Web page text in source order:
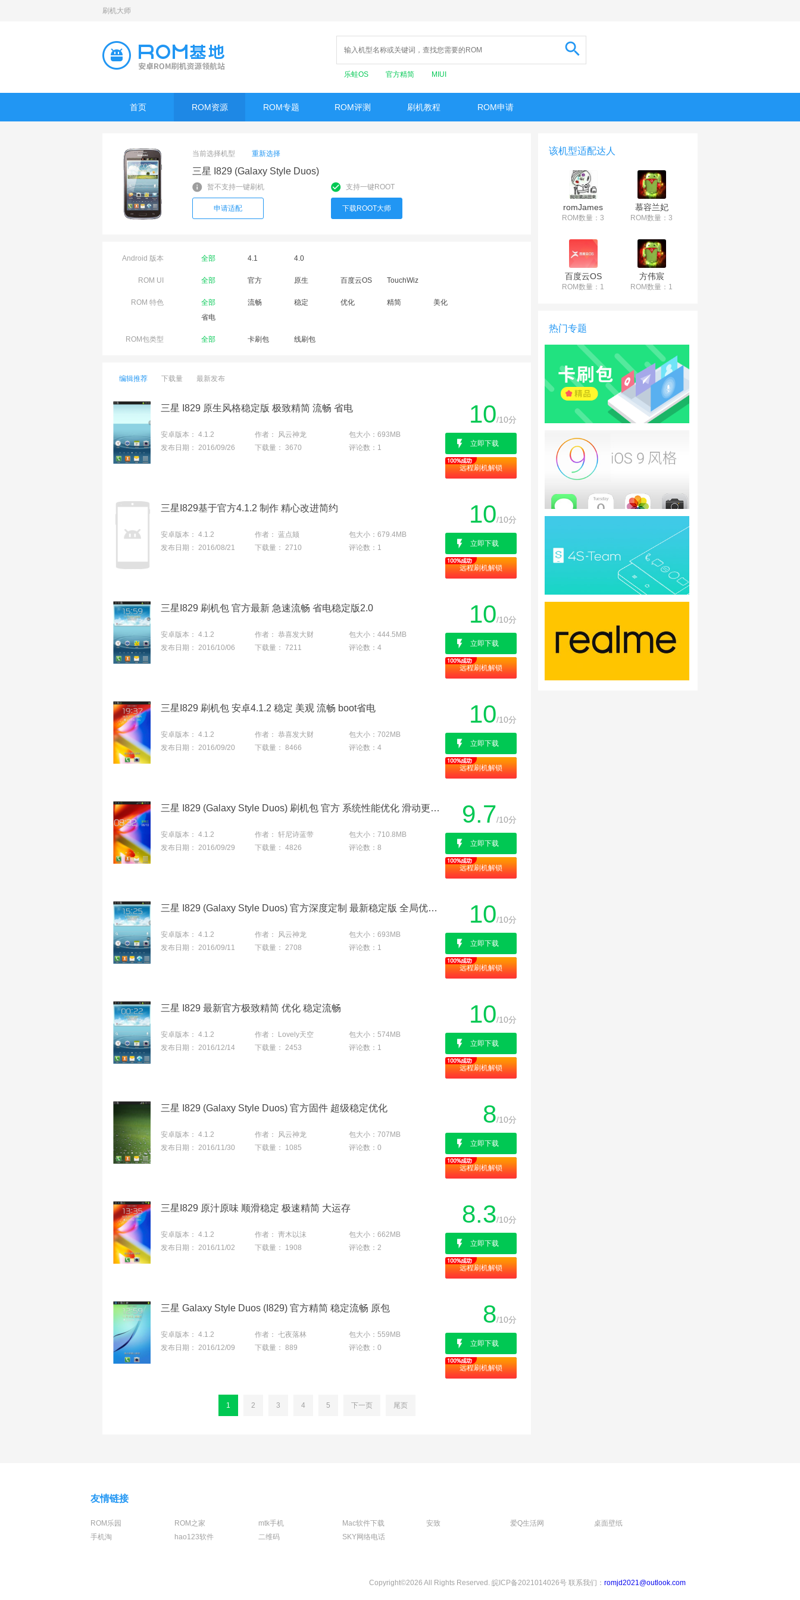
刷机大师
乐蛙OS 官方精简 MIUI
首页 ROM资源 ROM专题 ROM评测 刷机教程 ROM申请
当前选择机型 重新选择
三星 I829 (Galaxy Style Duos)
暂不支持一键刷机
申请适配
支持一键ROOT
下载ROOT大师
Android 版本 全部 4.1 4.0
ROM UI 全部 官方 原生 百度云OS TouchWiz
ROM 特色 全部 流畅 稳定 优化 精简
美化
省电
ROM包类型 全部 卡刷包 线刷包
编辑推荐 下载量 最新发布
三星 I829 原生风格稳定版 极致精简 流畅 省电
安卓版本： 4.1.2 作者： 风云神龙 包大小： 693MB
发布日期： 2016/09/26 下载量： 3670 评论数： 1
10/10分
立即下载
远程刷机解锁
三星I829基于官方4.1.2 制作 精心改进简约
安卓版本： 4.1.2 作者： 蓝点颏 包大小： 679.4MB
发布日期： 2016/08/21 下载量： 2710 评论数： 1
10/10分
立即下载
远程刷机解锁
三星I829 刷机包 官方最新 急速流畅 省电稳定版2.0
安卓版本： 4.1.2 作者： 恭喜发大财 包大小： 444.5MB
发布日期： 2016/10/06 下载量： 7211 评论数： 4
10/10分
立即下载
远程刷机解锁
三星I829 刷机包 安卓4.1.2 稳定 美观 流畅 boot省电
安卓版本： 4.1.2 作者： 恭喜发大财 包大小： 702MB
发布日期： 2016/09/20 下载量： 8466 评论数： 4
10/10分
立即下载
远程刷机解锁
三星 I829 (Galaxy Style Duos) 刷机包 官方 系统性能优化 滑动更流畅
安卓版本： 4.1.2 作者： 轩尼诗蓝带 包大小： 710.8MB
发布日期： 2016/09/29 下载量： 4826 评论数： 8
9.7/10分
立即下载
远程刷机解锁
三星 I829 (Galaxy Style Duos) 官方深度定制 最新稳定版 全局优化 流畅省电
安卓版本： 4.1.2 作者： 风云神龙 包大小： 693MB
发布日期： 2016/09/11 下载量： 2708 评论数： 1
10/10分
立即下载
远程刷机解锁
三星 I829 最新官方极致精简 优化 稳定流畅
安卓版本： 4.1.2 作者： Lovely天空 包大小： 574MB
发布日期： 2016/12/14 下载量： 2453 评论数： 1
10/10分
立即下载
远程刷机解锁
三星 I829 (Galaxy Style Duos) 官方固件 超级稳定优化
安卓版本： 4.1.2 作者： 风云神龙 包大小： 707MB
发布日期： 2016/11/30 下载量： 1085 评论数： 0
8/10分
立即下载
远程刷机解锁
三星I829 原汁原味 顺滑稳定 极速精简 大运存
安卓版本： 4.1.2 作者： 靑木以沫 包大小： 662MB
发布日期： 2016/11/02 下载量： 1908 评论数： 2
8.3/10分
立即下载
远程刷机解锁
三星 Galaxy Style Duos (I829) 官方精简 稳定流畅 原包
安卓版本： 4.1.2 作者： 七夜落林 包大小： 559MB
发布日期： 2016/12/09 下载量： 889 评论数： 0
8/10分
立即下载
远程刷机解锁
1 2 3 4 5 下一页 尾页
该机型适配达人
romJames
ROM数量：3
慕容兰妃
ROM数量：3
百度云OS
ROM数量：1
方伟宸
ROM数量：1
热门专题
友情链接
ROM乐园 ROM之家 mtk手机 Mac软件下载 安致 爱Q生活网
桌面壁纸
手机淘
hao123软件 二维码 SKY网络电话
Copyright©2026 All Rights Reserved. 皖ICP备2021014026号 联系我们： romjd2021@outlook.com